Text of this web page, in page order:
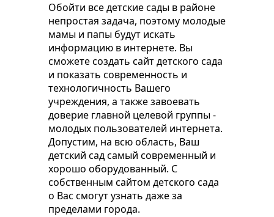
Обойти все детские сады в районе
непростая задача, поэтому молодые
мамы и папы будут искать
информацию в интернете. Вы
сможете создать сайт детского сада
и показать современность и
технологичность Вашего
учреждения, а также завоевать
доверие главной целевой группы -
молодых пользователей интернета.
Допустим, на всю область, Ваш
детский сад самый современный и
хорошо оборудованный. С
собственным сайтом детского сада
о Вас смогут узнать даже за
пределами города.